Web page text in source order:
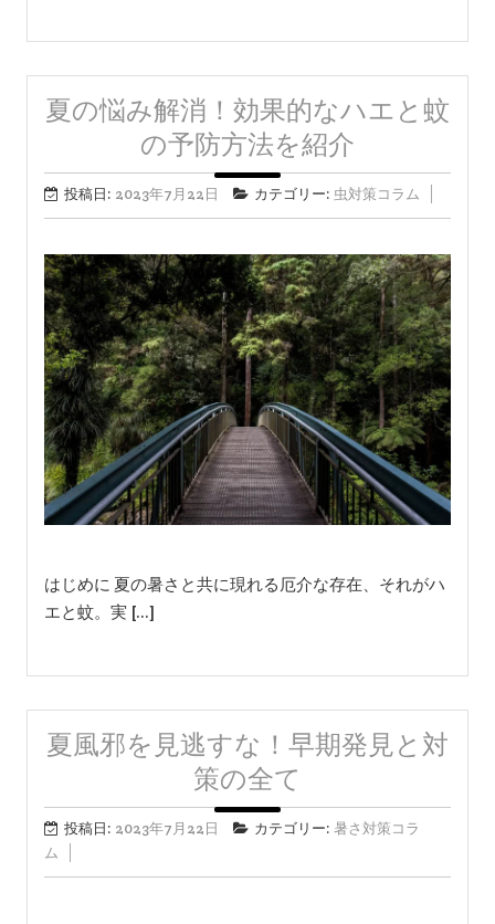
夏の悩み解消！効果的なハエと蚊
の予防方法を紹介
投稿日: 2023年7月22日 カテゴリー: 虫対策コラム
はじめに 夏の暑さと共に現れる厄介な存在、それがハ
エと蚊。実 […]
夏風邪を見逃すな！早期発見と対
策の全て
投稿日: 2023年7月22日 カテゴリー: 暑さ対策コラ
ム